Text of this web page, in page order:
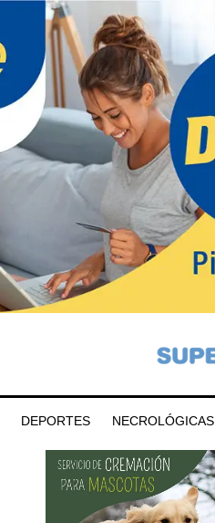
DEPORTES NECROLÓGICAS